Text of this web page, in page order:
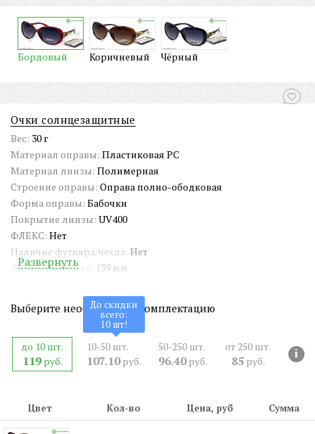
Бордовый Коричневый Чёрный
Очки солнцезащитные
Вес: 30 г
Материал оправы: Пластиковая PC
Материал линзы: Полимерная
Строение оправы: Оправа полно-ободковая
Форма оправы: Бабочки
Покрытие линзы: UV400
ФЛЕКС: Нет
Наличие футляра/чехла: Нет
Длина заушника:
139 мм
Ширина переносицы:18 мм
Страна происхождения:
Китай
SG-PP29110
СЕРТИФИКАТ:
РОСС CN.АМ05.Н15839
Двойная перекладина:Нет
Развернуть
Выберите необходимую комплектацию
до 10 шт.
119руб.
10-50 шт.
107.10руб.
До скидки
всего:
10шт!
50-250 шт.
96.40руб.
от 250 шт.
85руб.
i
Цвет Кол-во Цена, руб Сумма